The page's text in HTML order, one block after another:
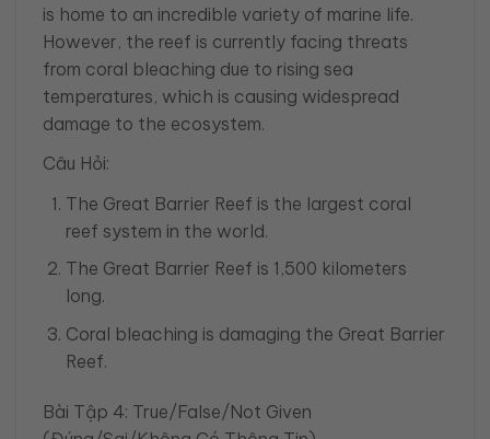
is home to an incredible variety of marine life.
However, the reef is currently facing threats
from coral bleaching due to rising sea
temperatures, which is causing widespread
damage to the ecosystem.
Câu Hỏi:
The Great Barrier Reef is the largest coral
reef system in the world.
The Great Barrier Reef is 1,500 kilometers
long.
Coral bleaching is damaging the Great Barrier
Reef.
Bài Tập 4: True/False/Not Given